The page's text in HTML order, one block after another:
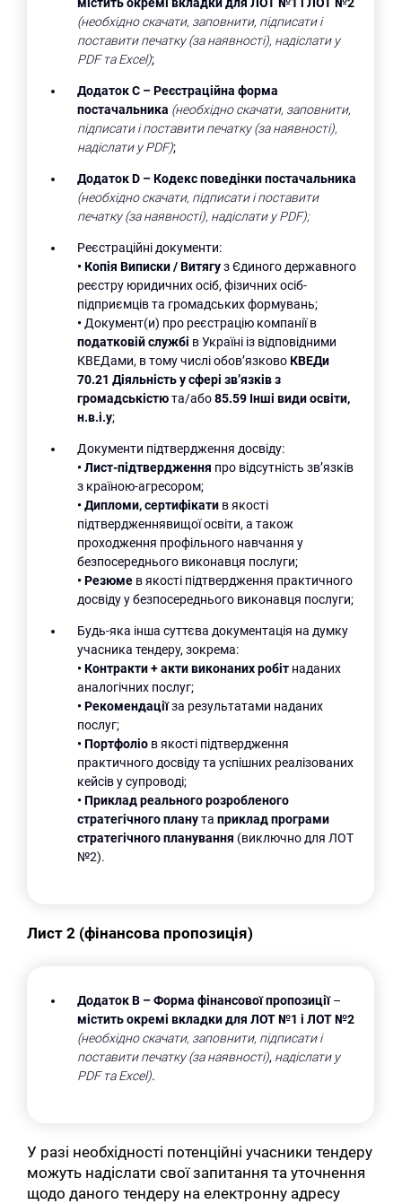
(необхідно скачати, заповнити, підписати і
поставити печатку (за наявності), надіслати у
PDFтаExcel);
Додаток С –Реєстраційна форма
постачальника (необхідно скачати, заповнити,
підписати і поставити печатку (за наявності),
надіслати у PDF);
Додаток D – Кодекс поведінки постачальника
(необхідно скачати, підписати і поставити
печатку (за наявності), надіслати у PDF);
Реєстраційні документи:
•Копія Виписки / Витягуз Єдиного державного
реєстру юридичних осіб, фізичних осіб-
підприємців та громадських формувань;
• Документ(и) про реєстрацію компанії в
податковій службі в Україні із відповідними
КВЕДами, в тому числі обов’язковоКВЕДи
70.21 Діяльність у сфері звʼязків з
громадськістюта/або85.59 Інші види освіти,
н.в.і.у;
Документи підтвердження досвіду:
•Лист-підтвердження про відсутність зв’язків
з країною-агресором;
•Дипломи, сертифікати в якості
підтвердженнявищої освіти, а також
проходження профільного навчання у
безпосереднього виконавця послуги;
•Резюме в якості підтвердження практичного
досвіду у безпосереднього виконавця послуги;
Будь-яка інша суттєва документація на думку
учасника тендеру, зокрема:
•Контракти + акти виконаних робіт наданих
аналогічних послуг;
•Рекомендаціїза результатами наданих
послуг;
•Портфоліо в якості підтвердження
практичного досвіду та успішних реалізованих
кейсів у супроводі;
•Приклад реального розробленого
стратегічного планутаприклад програми
стратегічного планування (виключно для ЛОТ
№2).
Лист 2 (фінансова пропозиція)
Додаток В – Форма фінансової пропозиції–
містить окремі вкладки для ЛОТ №1 і ЛОТ №2
(необхідно скачати, заповнити, підписати і
поставити печатку (за наявності), надіслати у
PDF та Excel).
У разі необхідності потенційні учасники тендеру
можуть надіслати свої запитання та уточнення
щодо даного тендеру на електронну адресу